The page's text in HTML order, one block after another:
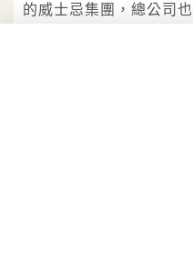
的威士忌集團，總公司